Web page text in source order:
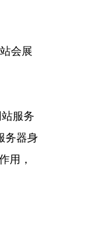
会展
服务
务器身
用，